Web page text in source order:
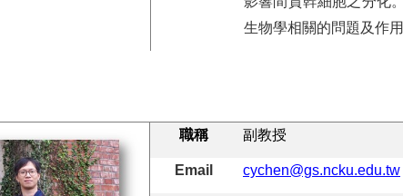
生物學相關的問題及作用
職稱 副教授
Email cychen@gs.ncku.edu.tw